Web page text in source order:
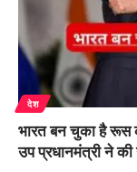
देश
भारत बन चुका है रूस
उप प्रधानमंत्री ने